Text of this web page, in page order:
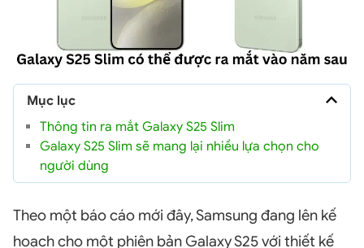
Mục lục
Thông tin ra mắt Galaxy S25 Slim
Galaxy S25 Slim sẽ mang lại nhiều lựa chọn cho
người dùng
Theo một báo cáo mới đây, Samsung đang lên kế
hoạch cho một phiên bản Galaxy S25 với thiết kế